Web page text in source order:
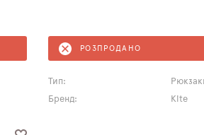
РОЗПРОДАНО
Тип:
Бренд:
Kite